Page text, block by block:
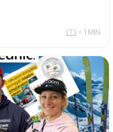
< 1 MIN